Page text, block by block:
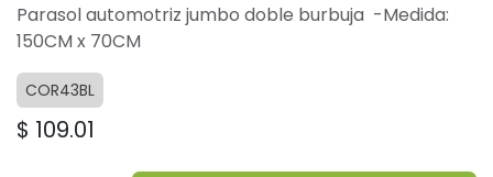
Parasol automotriz jumbo doble burbuja -Medida:
150CM x 70CM
COR43BL
$ 109.01